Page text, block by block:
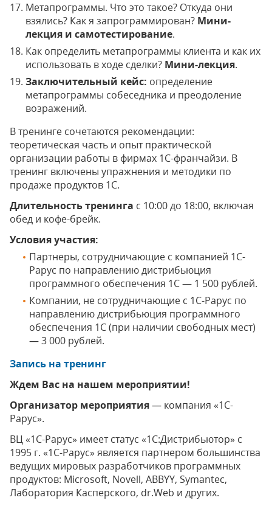
Метапрограммы. Что это такое? Откуда они
взялись? Как я запрограммирован? Мини-
лекция и самотестирование.
Как определить метапрограммы клиента и как их
использовать в ходе сделки? Мини-лекция.
Заключительный кейс: определение
метапрограммы собеседника и преодоление
возражений.
В тренинге сочетаются рекомендации:
теоретическая часть и опыт практической
организации работы в фирмах 1С-франчайзи. В
тренинг включены упражнения и методики по
продаже продуктов 1С.
Длительность тренинга с 10:00 до 18:00, включая
обед и кофе-брейк.
Условия участия:
Партнеры, сотрудничающие с компанией 1С-
Рарус по направлению дистрибьюция
программного обеспечения 1С — 1 500 рублей.
Компании, не сотрудничающие с 1С-Рарус по
направлению дистрибьюция программного
обеспечения 1С (при наличии свободных мест)
— 3 000 рублей.
Запись на тренинг
Ждем Вас на нашем мероприятии!
Организатор мероприятия— компания «1С-
Рарус».
ВЦ «1С-Рарус» имеет статус «1С:Дистрибьютор» с
1995 г. «1С-Рарус» является партнером большинства
ведущих мировых разработчиков программных
продуктов: Microsoft, Novell, ABBYY, Symantec,
Лаборатория Касперского, dr.Web и других.